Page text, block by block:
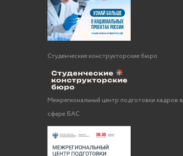
Студенческие конструкторские бюро
Межрегиональный центр подготовки кадров в
сфере БАС